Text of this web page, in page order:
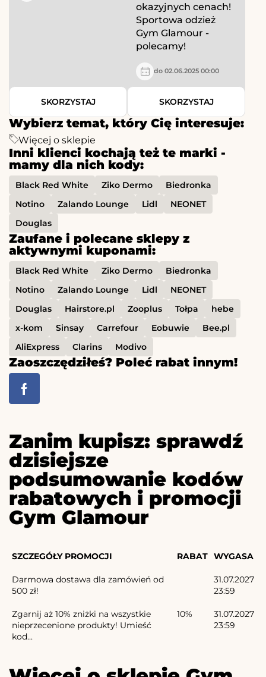
Wybierz temat, który Cię interesuje:
Więcej o sklepie
Inni klienci kochają też te marki -
mamy dla nich kody:
Black Red White Ziko Dermo
Biedronka
Notino
Zalando Lounge Lidl
NEONET
Douglas
Zaufane i polecane sklepy z
aktywnymi kuponami:
Black Red White Ziko Dermo
Biedronka
Notino
Zalando Lounge Lidl
NEONET
Douglas
Hairstore.pl Zooplus Tołpa
hebe
x-kom
Sinsay Carrefour Eobuwie
Bee.pl
AliExpress
Clarins Modivo
Zaoszczędziłeś? Poleć rabat innym!
SKORZYSTAJ
okazyjnych cenach!
Sportowa odzież
Gym Glamour -
polecamy!
do 02.06.2025 00:00
SKORZYSTAJ
Zanim kupisz: sprawdź
dzisiejsze
podsumowanie kodów
rabatowych i promocji
Gym Glamour
SZCZEGÓŁY PROMOCJI RABAT WYGASA
Darmowa dostawa dla zamówień od
500 zł!
31.07.2027
23:59
Zgarnij aż 10% zniżki na wszystkie
nieprzecenione produkty! Umieść
kod...
10%
31.07.2027
23:59